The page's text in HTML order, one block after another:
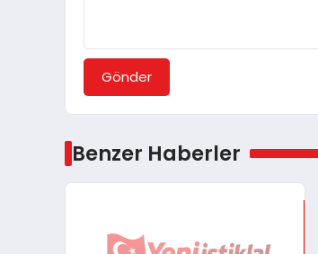
Gönder
Benzer Haberler